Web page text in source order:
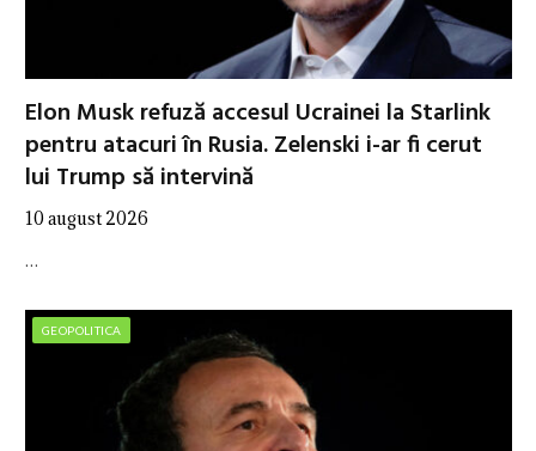
Elon Musk refuză accesul Ucrainei la Starlink
pentru atacuri în Rusia. Zelenski i-ar fi cerut
lui Trump să intervină
10 august 2026
…
GEOPOLITICA